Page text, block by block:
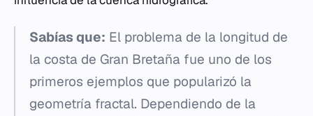
Sabías que: El problema de la longitud de
la costa de Gran Bretaña fue uno de los
primeros ejemplos que popularizó la
geometría fractal. Dependiendo de la